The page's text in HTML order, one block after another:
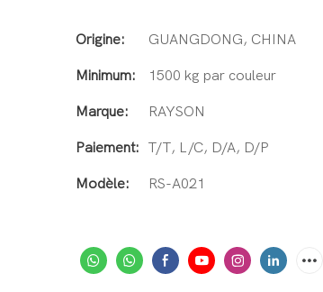
Origine: GUANGDONG, CHINA
Minimum: 1500 kg par couleur
Marque: RAYSON
Paiement: T/T, L/C, D/A, D/P
Modèle: RS-A021